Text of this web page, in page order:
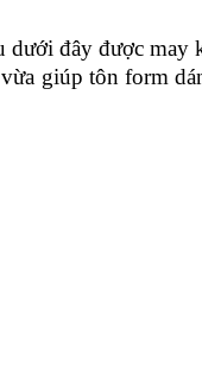
đây được may
giúp tôn form